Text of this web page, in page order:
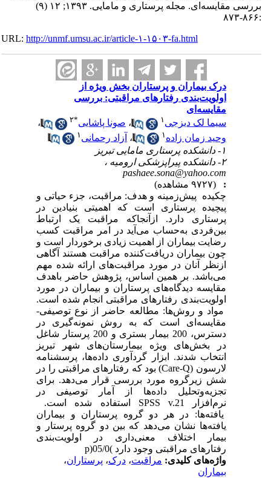
بررسی مقایسه‌ای. مجله پرستاری و مامایی. ۱۳۹۳; ۱۲ (۹)
URL:http://unmf.umsu.ac.ir/article-۱-۱۵۰۳-fa.html
درک بیماران و پرستاران بخش ویژه از
اولویت‌بندی رفتارهای مراقبتی: بررسی
مقایسه‌ای
سیما لک دیزجی
،صونا پاشایی ۲
،
وحید زمان زاده
،آزاد رحمانی
pashaee.sona@yahoo.com
چکیده پیش‌زمینه و هدف: مراقبت، جزء حیاتی و
پیچیده پرستاری است که اهمیتی بنیادین در
پرستاری دارد. ازآنجاکه مراقبت یک ارتباط
بین‌فردی به‌حساب می‌آید در امر مراقبت کسب
رضایت بیماران از اهمیت زیادی برخوردار است و
چون بیماران دریافت‌کننده مراقبت هستند آگاهی
ازنظر آنان در مورد مراقبت‌های ارائه شده مهم
می‌باشد. بر همین اساس، پژوهش حاضر باهدف
مقایسه دیدگاه‌های پرستاران و بیماران در مورد
اولویت‌بندی رفتارهای مراقبتی انجام شده است.
مواد و روش‌ها: مطالعه حاضر از نوع توصیفی-
مقایسه‌ای است که به روش نمونه‌گیری در
دسترس، 200 بیمار بستری و 200 پرستار شاغل
در بخش‌های ویژه بیمارستان‌های شهر تبریز
انتخاب شدند. ابزار گردآوری داده‌ها، پرسشنامه
لارسون (Care-Q) بود که رفتارهای مراقبتی را در
شش زیرگروه مورد بررسی قرار می‌دهد. برای
تجزیه‌وتحلیل داده‌ها از آمار توصیفی در
نرم‌افزار SPSS v.21 استفاده شده است.
یافته‌ها: در هر دو گروه پرستاران و بیماران
یافته‌ها نشان می‌دهد که بین دو گروه پرستار و
بیمار اختلاف معنی‌داری در اولویت‌بندی
رفتارهای مراقبتی وجود دارد )05/0(p
واژه‌های کلیدی:مراقبت،درک،پرستاران ،
بیماران